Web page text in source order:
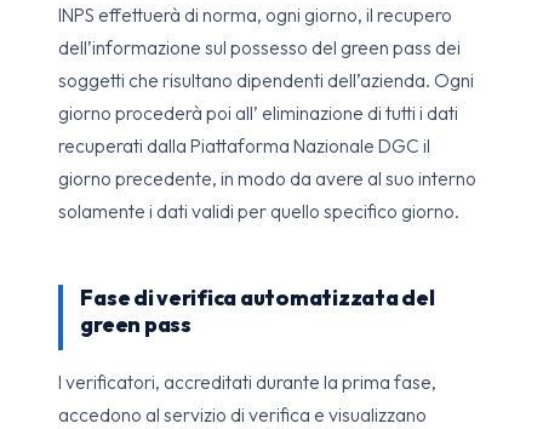
INPS effettuerà di norma, ogni giorno, il recupero
dell’informazione sul possesso del green pass dei
soggetti che risultano dipendenti dell’azienda. Ogni
giorno procederà poi all’ eliminazione di tutti i dati
recuperati dalla Piattaforma Nazionale DGC il
giorno precedente, in modo da avere al suo interno
solamente i dati validi per quello specifico giorno.
Fase di verifica automatizzata del
green pass
I verificatori, accreditati durante la prima fase,
accedono al servizio di verifica e visualizzano